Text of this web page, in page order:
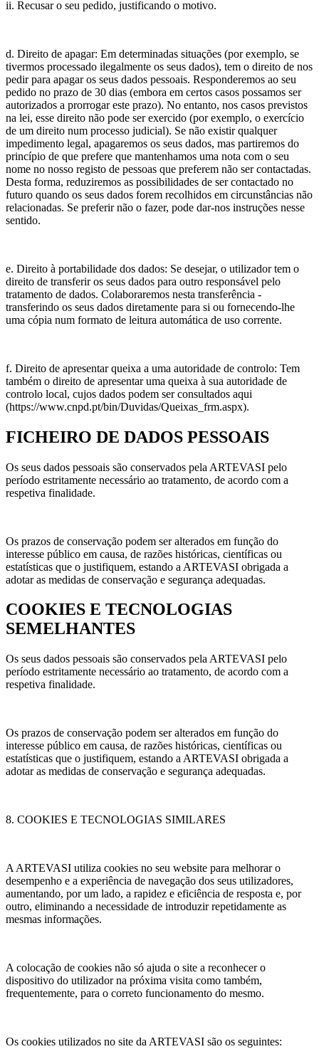
ii. Recusar o seu pedido, justificando o motivo.
d. Direito de apagar: Em determinadas situações (por exemplo, se
tivermos processado ilegalmente os seus dados), tem o direito de nos
pedir para apagar os seus dados pessoais. Responderemos ao seu
pedido no prazo de 30 dias (embora em certos casos possamos ser
autorizados a prorrogar este prazo). No entanto, nos casos previstos
na lei, esse direito não pode ser exercido (por exemplo, o exercício
de um direito num processo judicial). Se não existir qualquer
impedimento legal, apagaremos os seus dados, mas partiremos do
princípio de que prefere que mantenhamos uma nota com o seu
nome no nosso registo de pessoas que preferem não ser contactadas.
Desta forma, reduziremos as possibilidades de ser contactado no
futuro quando os seus dados forem recolhidos em circunstâncias não
relacionadas. Se preferir não o fazer, pode dar-nos instruções nesse
sentido.
e. Direito à portabilidade dos dados: Se desejar, o utilizador tem o
direito de transferir os seus dados para outro responsável pelo
tratamento de dados. Colaboraremos nesta transferência -
transferindo os seus dados diretamente para si ou fornecendo-lhe
uma cópia num formato de leitura automática de uso corrente.
f. Direito de apresentar queixa a uma autoridade de controlo: Tem
também o direito de apresentar uma queixa à sua autoridade de
controlo local, cujos dados podem ser consultados aqui
(https://www.cnpd.pt/bin/Duvidas/Queixas_frm.aspx).
FICHEIRO DE DADOS PESSOAIS
Os seus dados pessoais são conservados pela ARTEVASI pelo
período estritamente necessário ao tratamento, de acordo com a
respetiva finalidade.
Os prazos de conservação podem ser alterados em função do
interesse público em causa, de razões históricas, científicas ou
estatísticas que o justifiquem, estando a ARTEVASI obrigada a
adotar as medidas de conservação e segurança adequadas.
COOKIES E TECNOLOGIAS
SEMELHANTES
Os seus dados pessoais são conservados pela ARTEVASI pelo
período estritamente necessário ao tratamento, de acordo com a
respetiva finalidade.
Os prazos de conservação podem ser alterados em função do
interesse público em causa, de razões históricas, científicas ou
estatísticas que o justifiquem, estando a ARTEVASI obrigada a
adotar as medidas de conservação e segurança adequadas.
8. COOKIES E TECNOLOGIAS SIMILARES
A ARTEVASI utiliza cookies no seu website para melhorar o
desempenho e a experiência de navegação dos seus utilizadores,
aumentando, por um lado, a rapidez e eficiência de resposta e, por
outro, eliminando a necessidade de introduzir repetidamente as
mesmas informações.
A colocação de cookies não só ajuda o site a reconhecer o
dispositivo do utilizador na próxima visita como também,
frequentemente, para o correto funcionamento do mesmo.
Os cookies utilizados no site da ARTEVASI são os seguintes: